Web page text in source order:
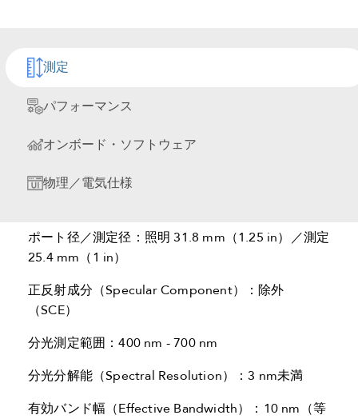
測定
パフォーマンス
オンボード・ソフトウェア
物理／電気仕様
測定原理： ポートアップ／ポートフォワード対応 デュ
アルビーム式
ジオメトリー： 45°/0°（方向性環状45°照明／0°観
オードアレイ、高解像度の凹面ホログラフィックグ
ポート径／測定径：照明 31.8 mm（1.25 in）／測定
25.4 mm（1 in）
正反射成分（Specular Component）：除外
（SCE）
分光測定範囲：400 nm - 700 nm
分光分解能（Spectral Resolution）：3 nm未満
有効バンド幅（Effective Bandwidth）：10 nm（等